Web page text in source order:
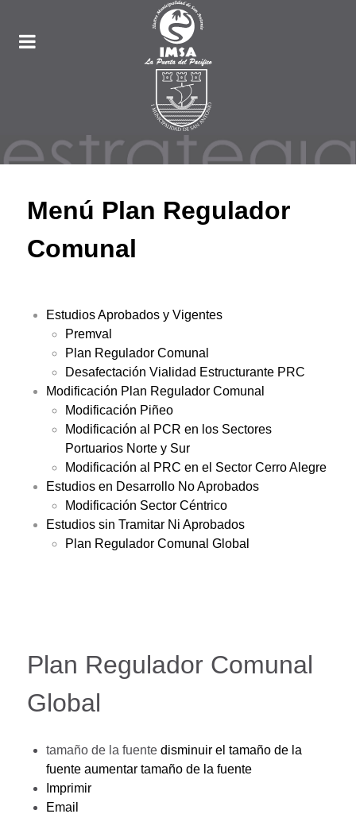
Menú Plan Regulador
Comunal
Estudios Aprobados y Vigentes
Premval
Plan Regulador Comunal
Desafectación Vialidad Estructurante PRC
Modificación Plan Regulador Comunal
Modificación Piñeo
Modificación al PCR en los Sectores
Portuarios Norte y Sur
Modificación al PRC en el Sector Cerro Alegre
Estudios en Desarrollo No Aprobados
Modificación Sector Céntrico
Estudios sin Tramitar Ni Aprobados
Plan Regulador Comunal Global
Plan Regulador Comunal
Global
tamaño de la fuente disminuir el tamaño de la
fuente aumentar tamaño de la fuente
Imprimir
Email